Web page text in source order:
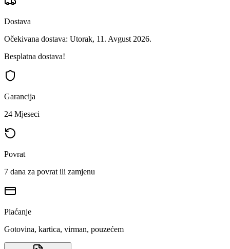
Dostava
Očekivana dostava: Utorak, 11. Avgust 2026.
Besplatna dostava!
Garancija
24 Mjeseci
Povrat
7 dana za povrat ili zamjenu
Plaćanje
Gotovina, kartica, virman, pouzećem